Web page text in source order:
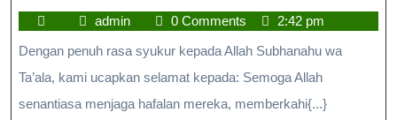
admin 0 Comments
2:42 pm
Dengan penuh rasa syukur kepada Allah Subhanahu wa
Ta’ala, kami ucapkan selamat kepada: Semoga Allah
senantiasa menjaga hafalan mereka, memberkahi{...}